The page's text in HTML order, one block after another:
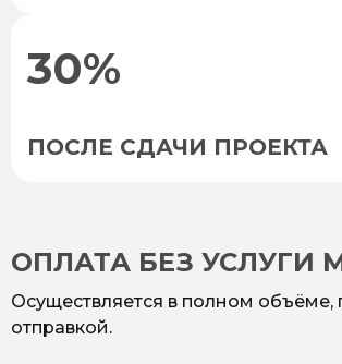
30%
ПОСЛЕ СДАЧИ ПРОЕКТА
ОПЛАТА БЕЗ УСЛУГИ
Осуществляется в полном объёме,
отправкой.